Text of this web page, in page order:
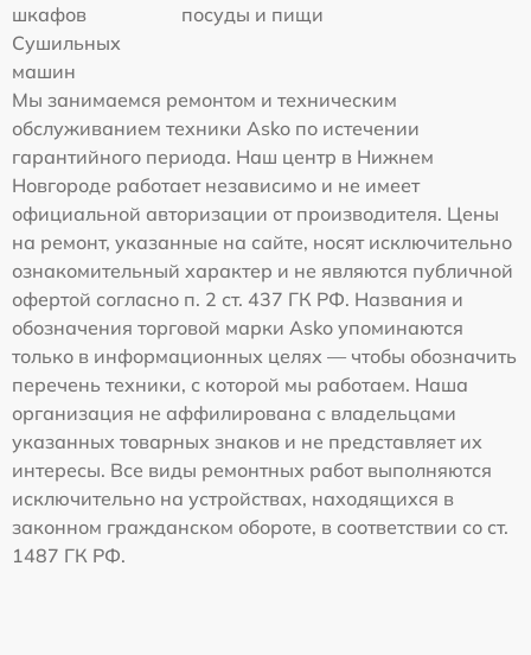
шкафов
посуды и пищи
Сушильных
машин
Мы занимаемся ремонтом и техническим
обслуживанием техники Asko по истечении
гарантийного периода. Наш центр в Нижнем
Новгороде работает независимо и не имеет
официальной авторизации от производителя. Цены
на ремонт, указанные на сайте, носят исключительно
ознакомительный характер и не являются публичной
офертой согласно п. 2 ст. 437 ГК РФ. Названия и
обозначения торговой марки Asko упоминаются
только в информационных целях — чтобы обозначить
перечень техники, с которой мы работаем. Наша
организация не аффилирована с владельцами
указанных товарных знаков и не представляет их
интересы. Все виды ремонтных работ выполняются
исключительно на устройствах, находящихся в
законном гражданском обороте, в соответствии со ст.
1487 ГК РФ.